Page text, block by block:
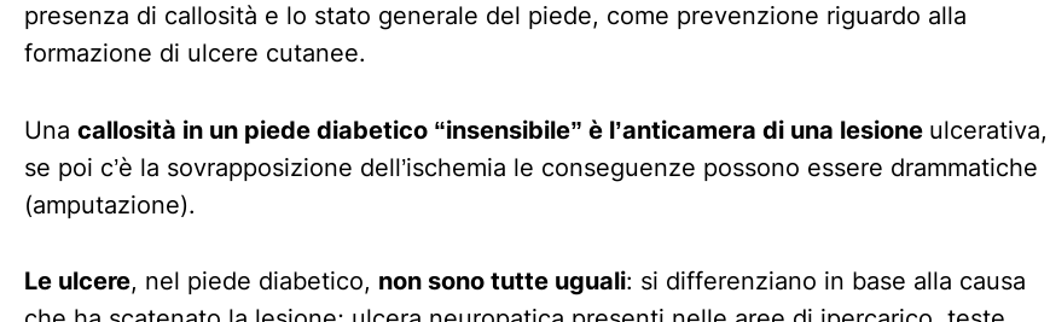
presenza di callosità e lo stato generale del piede, come prevenzione riguardo alla
formazione di ulcere cutanee.
Una callosità in un piede diabetico “insensibile” è l’anticamera di una lesione ulcerativa,
se poi c’è la sovrapposizione dell’ischemia le conseguenze possono essere drammatiche
(amputazione).
Le ulcere, nel piede diabetico, non sono tutte uguali: si differenziano in base alla causa